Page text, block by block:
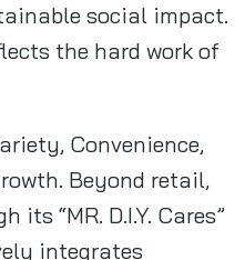
social impact.
the hard work of
Convenience,
Beyond retail,
“MR. D.I.Y. Cares”
integrates